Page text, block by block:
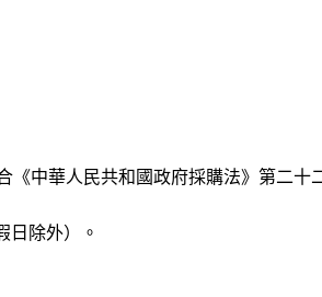
《中華人民共和國政府採購法》第二十
日除外）。